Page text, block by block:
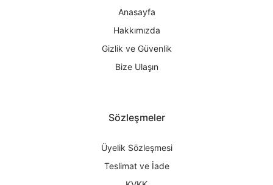
Anasayfa
Hakkımızda
Gizlik ve Güvenlik
Bize Ulaşın
Sözleşmeler
Üyelik Sözleşmesi
Teslimat ve İade